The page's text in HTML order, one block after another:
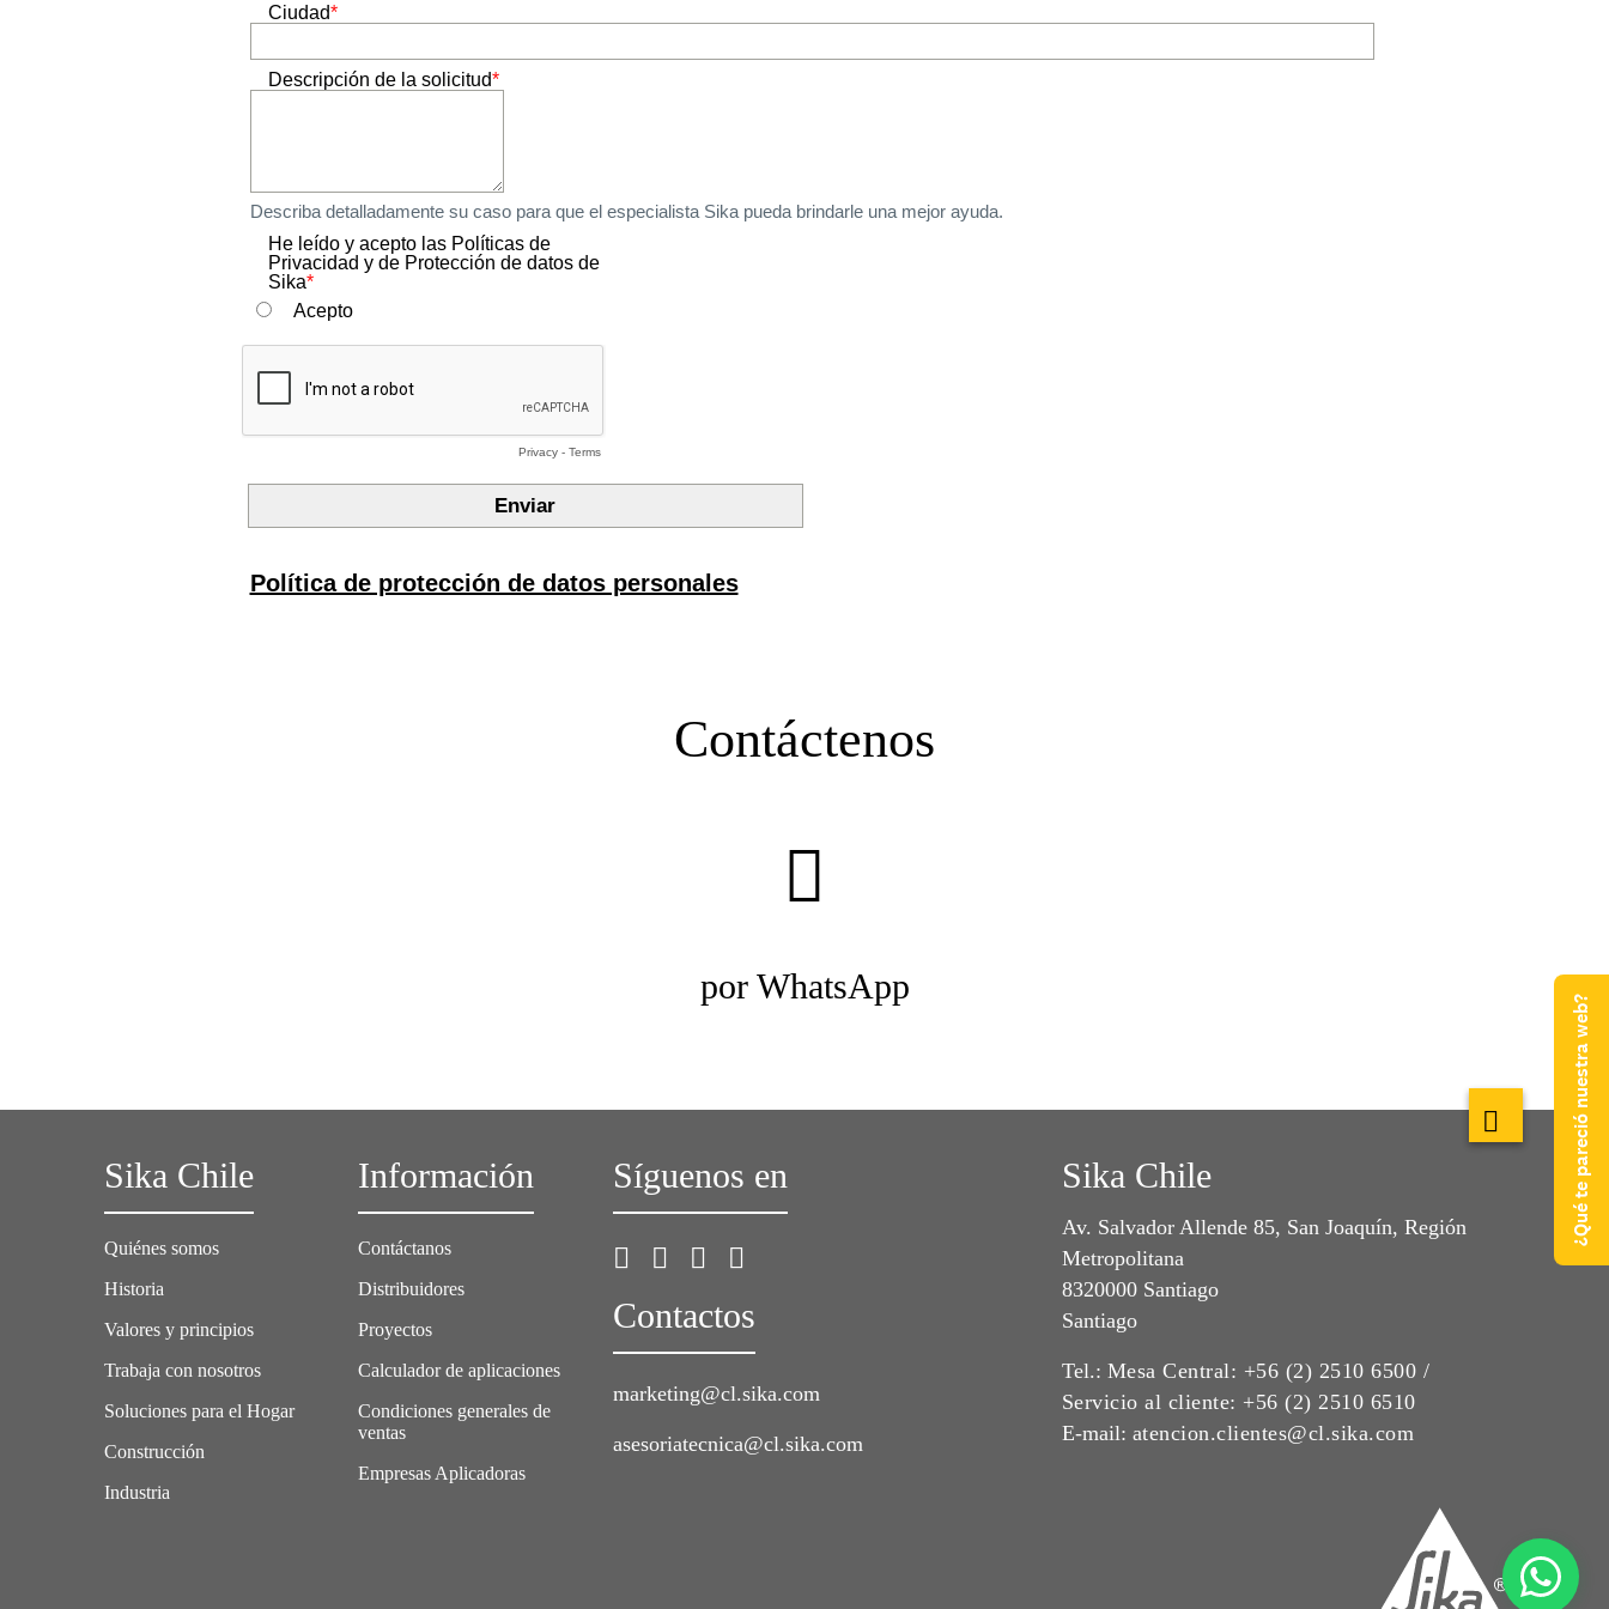
Contáctenos
por WhatsApp
Sika Chile
Quiénes somos
Historia
Valores y principios
Trabaja con nosotros
Soluciones para el Hogar
Construcción
Industria
Información
Contáctanos
Distribuidores
Proyectos
Calculador de aplicaciones
Condiciones generales de
ventas
Empresas Aplicadoras
Síguenos en
Contactos
marketing@cl.sika.com
asesoriatecnica@cl.sika.com
Sika Chile
Av. Salvador Allende 85, San Joaquín, Región
Metropolitana
8320000 Santiago
Santiago
Tel.: Mesa Central: +56 (2) 2510 6500 /
Servicio al cliente: +56 (2) 2510 6510
E-mail: atencion.clientes@cl.sika.com
¿Qué te pareció nuestra web?